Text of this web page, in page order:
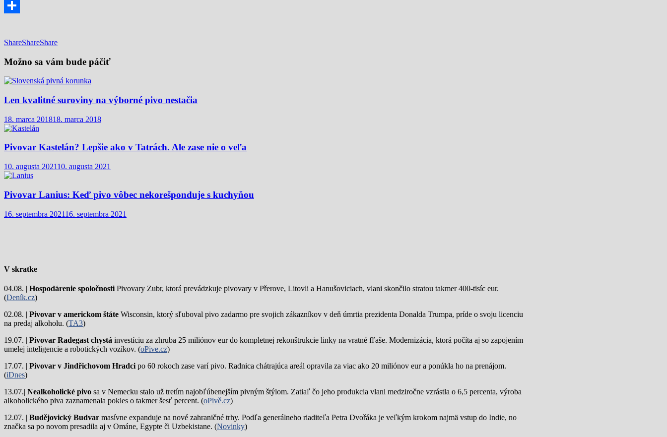
Email
ShareShareShare
Možno sa vám bude páčiť
Len kvalitné suroviny na výborné pivo nestačia
18. marca 201818. marca 2018
Pivovar Kastelán? Lepšie ako v Tatrách. Ale zase nie o veľa
10. augusta 202110. augusta 2021
Pivovar Lanius: Keď pivo vôbec nekorešponduje s kuchyňou
16. septembra 202116. septembra 2021
V skratke
04.08. | Hospodárenie spoločnosti Pivovary Zubr, ktorá prevádzkuje pivovary v Přerove, Litovli a Hanušoviciach, vlani skončilo stratou takmer 400-tisíc eur.
(Deník.cz)
02.08. | Pivovar v americkom štáte Wisconsin, ktorý sľuboval pivo zadarmo pre svojich zákazníkov v deň úmrtia prezidenta Donalda Trumpa, príde o svoju licenciu
na predaj alkoholu. (TA3)
19.07. | Pivovar Radegast chystá investíciu za zhruba 25 miliónov eur do kompletnej rekonštrukcie linky na vratné fľaše. Modernizácia, ktorá počíta aj so zapojením
umelej inteligencie a robotických vozíkov. (oPive.cz)
17.07. | Pivovar v Jindřichovom Hradci po 60 rokoch zase varí pivo. Radnica chátrajúca areál opravila za viac ako 20 miliónov eur a ponúkla ho na prenájom.
(iDnes)
13.07.| Nealkoholické pivo sa v Nemecku stalo už tretím najobľúbenejším pivným štýlom. Zatiaľ čo jeho produkcia vlani medziročne vzrástla o 6,5 percenta, výroba
alkoholického piva zaznamenala pokles o takmer šesť percent. (oPivě.cz)
12.07. | Budějovický Budvar masívne expanduje na nové zahraničné trhy. Podľa generálneho riaditeľa Petra Dvořáka je veľkým krokom najmä vstup do Indie, no
značka sa po novom presadila aj v Ománe, Egypte či Uzbekistane. (Novinky)